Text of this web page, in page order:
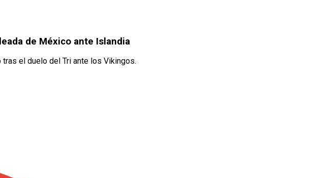
de México ante Islandia
el duelo del Tri ante los Vikingos.